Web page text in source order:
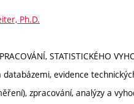
Ph.D.
STATISTICKÉHO
databázemi, evidence
zpracování, analýzy a